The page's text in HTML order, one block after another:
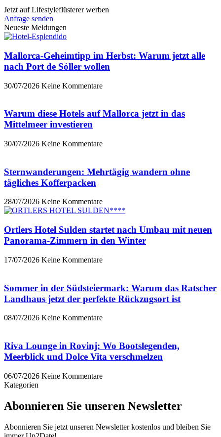
Jetzt auf Lifestyleflüsterer werben
Anfrage senden
Neueste Meldungen
Mallorca-Geheimtipp im Herbst: Warum jetzt alle
nach Port de Sóller wollen
30/07/2026 Keine Kommentare
Warum diese Hotels auf Mallorca jetzt in das
Mittelmeer investieren
30/07/2026 Keine Kommentare
Sternwanderungen: Mehrtägig wandern ohne
tägliches Kofferpacken
28/07/2026 Keine Kommentare
Ortlers Hotel Sulden startet nach Umbau mit neuen
Panorama-Zimmern in den Winter
17/07/2026 Keine Kommentare
Sommer in der Südsteiermark: Warum das Ratscher
Landhaus jetzt der perfekte Rückzugsort ist
08/07/2026 Keine Kommentare
Riva Lounge in Rovinj: Wo Bootslegenden,
Meerblick und Dolce Vita verschmelzen
06/07/2026 Keine Kommentare
Kategorien
Abonnieren Sie unseren Newsletter
Abonnieren Sie jetzt unseren Newsletter kostenlos und bleiben Sie